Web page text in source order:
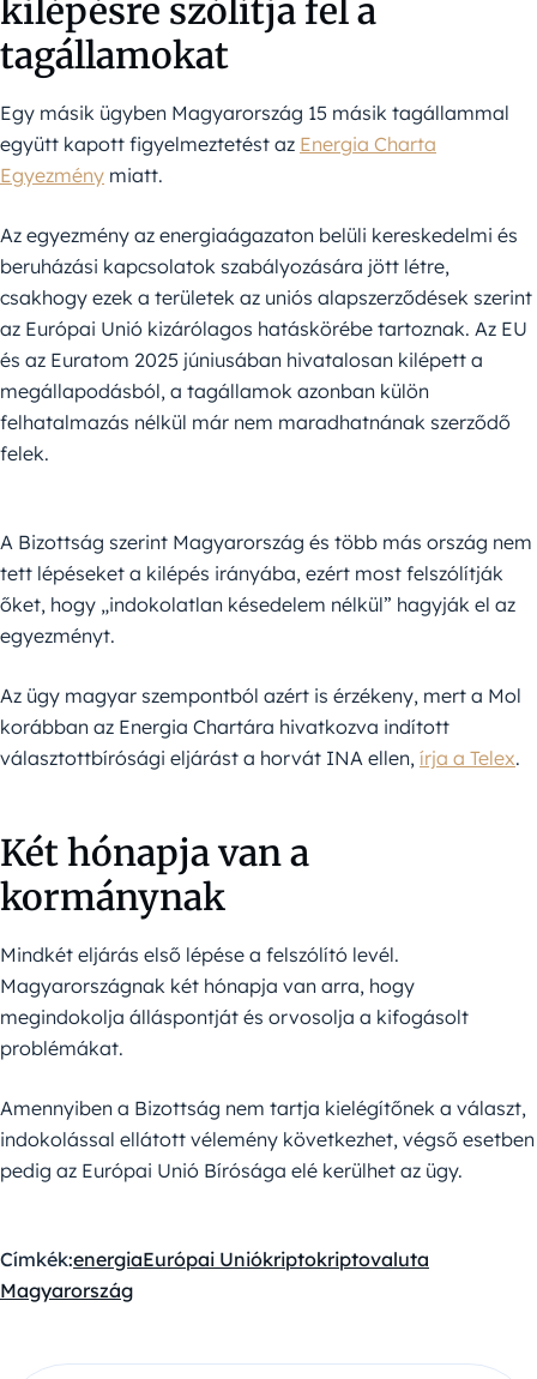
kilépésre szólítja fel a
tagállamokat
Egy másik ügyben Magyarország 15 másik tagállammal
együtt kapott figyelmeztetést az Energia Charta
Egyezmény miatt.
Az egyezmény az energiaágazaton belüli kereskedelmi és
beruházási kapcsolatok szabályozására jött létre,
csakhogy ezek a területek az uniós alapszerződések szerint
az Európai Unió kizárólagos hatáskörébe tartoznak. Az EU
és az Euratom 2025 júniusában hivatalosan kilépett a
megállapodásból, a tagállamok azonban külön
felhatalmazás nélkül már nem maradhatnának szerződő
felek.
A Bizottság szerint Magyarország és több más ország nem
tett lépéseket a kilépés irányába, ezért most felszólítják
őket, hogy „indokolatlan késedelem nélkül” hagyják el az
egyezményt.
Az ügy magyar szempontból azért is érzékeny, mert a Mol
korábban az Energia Chartára hivatkozva indított
választottbírósági eljárást a horvát INA ellen, írja a Telex.
Két hónapja van a
kormánynak
Mindkét eljárás első lépése a felszólító levél.
Magyarországnak két hónapja van arra, hogy
megindokolja álláspontját és orvosolja a kifogásolt
problémákat.
Amennyiben a Bizottság nem tartja kielégítőnek a választ,
indokolással ellátott vélemény következhet, végső esetben
pedig az Európai Unió Bírósága elé kerülhet az ügy.
Címkék:energiaEurópai Uniókriptokriptovaluta
Magyarország